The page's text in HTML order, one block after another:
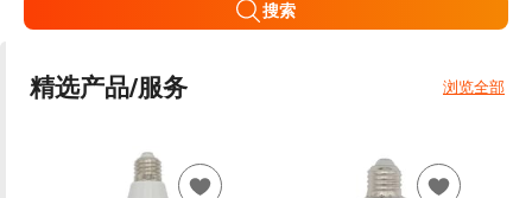
搜索
精选产品/服务 浏览全部